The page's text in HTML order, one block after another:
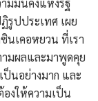
รูปประเทศ เผย
นเคอหยวน ที่เรา
มผลและมาพูดคุย
นอย่างมาก และ
งให้ความเป็น